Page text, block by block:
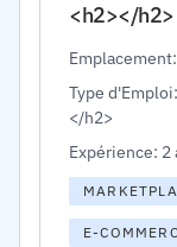
<h2></h2>
Type
</h2>
Expérience:
E-